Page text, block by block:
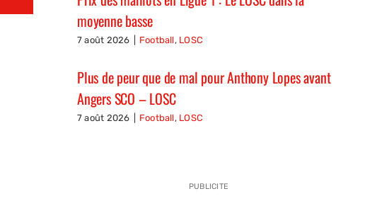
moyenne basse
7 août 2026 Football, LOSC
Plus de peur que de mal pour Anthony Lopes avant
Angers SCO – LOSC
7 août 2026 Football, LOSC
PUBLICITE